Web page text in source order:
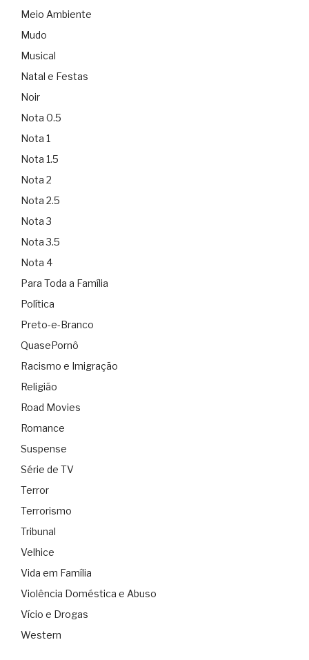
Meio Ambiente
Mudo
Musical
Natal e Festas
Noir
Nota 0.5
Nota 1
Nota 1.5
Nota 2
Nota 2.5
Nota 3
Nota 3.5
Nota 4
Para Toda a Família
Política
Preto-e-Branco
QuasePornô
Racismo e Imigração
Religião
Road Movies
Romance
Suspense
Série de TV
Terror
Terrorismo
Tribunal
Velhice
Vida em Família
Violência Doméstica e Abuso
Vício e Drogas
Western